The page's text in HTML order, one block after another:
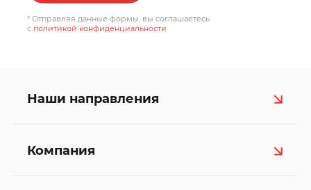
* Отправляя данные формы, вы соглашаетесь
c политикой конфиденциальности
Наши направления
Компания